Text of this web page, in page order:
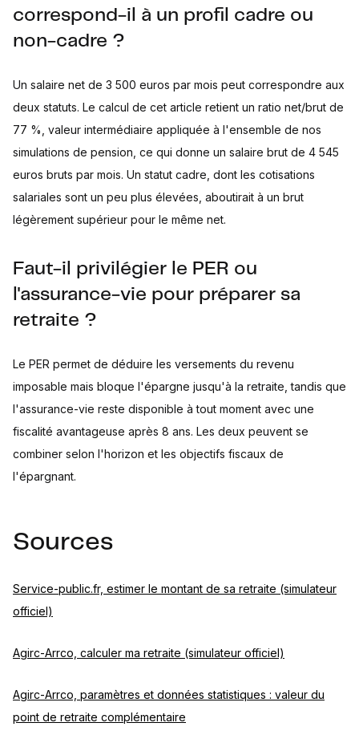
correspond-il à un profil cadre ou
non-cadre ?
Un salaire net de 3 500 euros par mois peut correspondre aux
deux statuts. Le calcul de cet article retient un ratio net/brut de
77 %, valeur intermédiaire appliquée à l'ensemble de nos
simulations de pension, ce qui donne un salaire brut de 4 545
euros bruts par mois. Un statut cadre, dont les cotisations
salariales sont un peu plus élevées, aboutirait à un brut
légèrement supérieur pour le même net.
Faut-il privilégier le PER ou
l'assurance-vie pour préparer sa
retraite ?
Le PER permet de déduire les versements du revenu
imposable mais bloque l'épargne jusqu'à la retraite, tandis que
l'assurance-vie reste disponible à tout moment avec une
fiscalité avantageuse après 8 ans. Les deux peuvent se
combiner selon l'horizon et les objectifs fiscaux de
l'épargnant.
Sources
Service-public.fr, estimer le montant de sa retraite (simulateur
officiel)
Agirc-Arrco, calculer ma retraite (simulateur officiel)
Agirc-Arrco, paramètres et données statistiques : valeur du
point de retraite complémentaire